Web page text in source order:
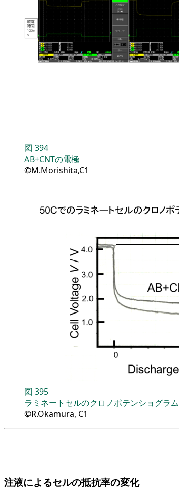
図 394
AB+CNTの電極
©M.Morishita,C1
図 395
ラミネートセルのクロノポテンショグラム
©R.Okamura, C1
注液によるセルの抵抗率の変化